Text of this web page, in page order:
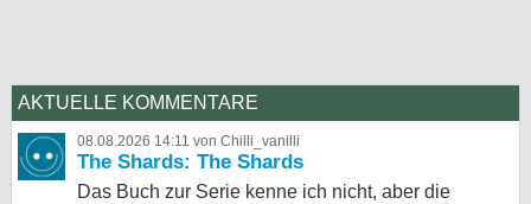
AKTUELLE KOMMENTARE
08.08.2026 14:11 von Chilli_vanilli
The Shards: The Shards
Das Buch zur Serie kenne ich nicht, aber die